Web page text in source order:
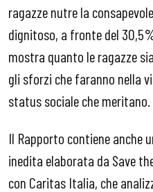
ragazze nutre la
dignitoso, a fronte del
mostra quanto le ragazze
gli sforzi che faranno nella
status sociale che meritano.
Il Rapporto contiene anche
inedita elaborata da Save
con Caritas Italia, che